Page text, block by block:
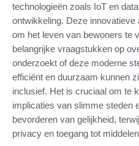
technologieën zoals IoT en
ontwikkeling. Deze innovatieve
om het leven van bewoners te
belangrijke vraagstukken op
onderzoekt of deze moderne
efficiënt en duurzaam kunnen
inclusief. Het is cruciaal om te
implicaties van slimme steden
bevorderen van gelijkheid,
privacy en toegang tot